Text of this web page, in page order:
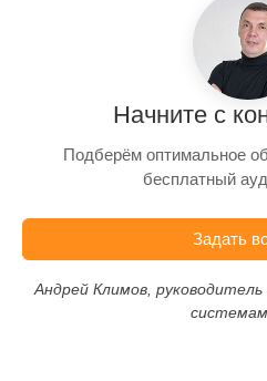
Начните с
Подберём оптимальное
бесплатный
Задать
Андрей Климов,